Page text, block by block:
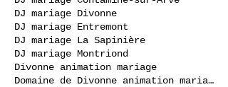
DJ mariage Divonne
DJ mariage Entremont
DJ mariage La Sapinière
DJ mariage Montriond
Divonne animation mariage
Domaine de Divonne animation mariage